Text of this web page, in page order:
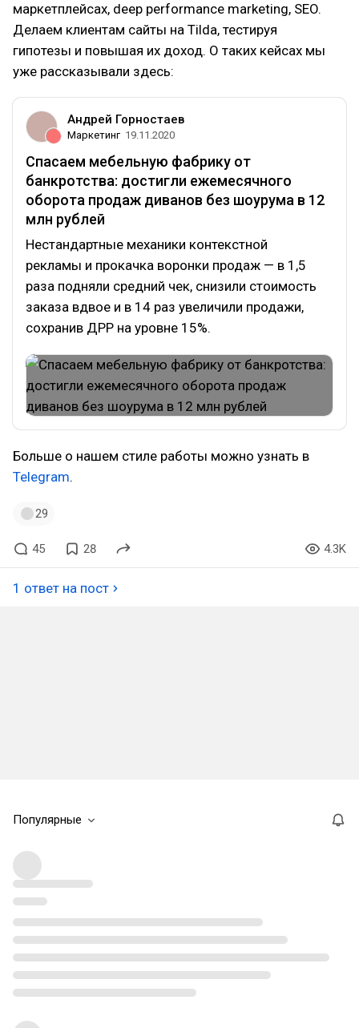
маркетплейсах, deep performance marketing, SEO.
Делаем клиентам сайты на Tilda, тестируя
гипотезы и повышая их доход. О таких кейсах мы
уже рассказывали здесь:
Андрей Горностаев
Маркетинг 19.11.2020
Спасаем мебельную фабрику от
банкротства: достигли ежемесячного
оборота продаж диванов без шоурума в 12
млн рублей
Нестандартные механики контекстной
рекламы и прокачка воронки продаж — в 1,5
раза подняли средний чек, снизили стоимость
заказа вдвое и в 14 раз увеличили продажи,
сохранив ДРР на уровне 15%.
Больше о нашем стиле работы можно узнать в
Telegram.
29
45 28 4.3K
1 ответ на пост
Популярные